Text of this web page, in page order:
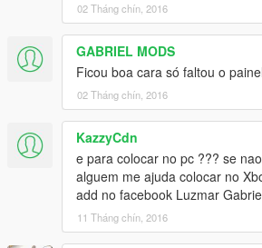
02 Tháng chín, 2016
GABRIEL MODS
Ficou boa cara só faltou o
02 Tháng chín, 2016
KazzyCdn
e para colocar no pc ??? se nao
alguem me ajuda colocar no
add no facebook Luzmar
11 Tháng chín, 2016